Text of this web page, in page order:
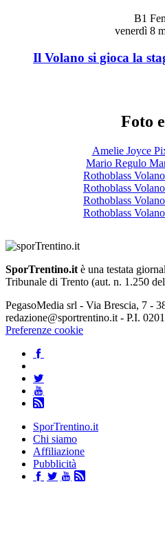
B1
venerdì 8
Il Volano si gioca la
Foto
Amelie Joyce
Mario Regulo
Rothoblass
Rothoblass
Rothoblass
Rothoblass
SporTrentino.it è una testata
Tribunale di Trento (aut. n. 1.250
PegasoMedia srl - Via Brescia, 7 -
redazione@sportrentino.it - P.I.
Preferenze cookie
SporTrentino.it
Chi siamo
Affiliazione
Pubblicità